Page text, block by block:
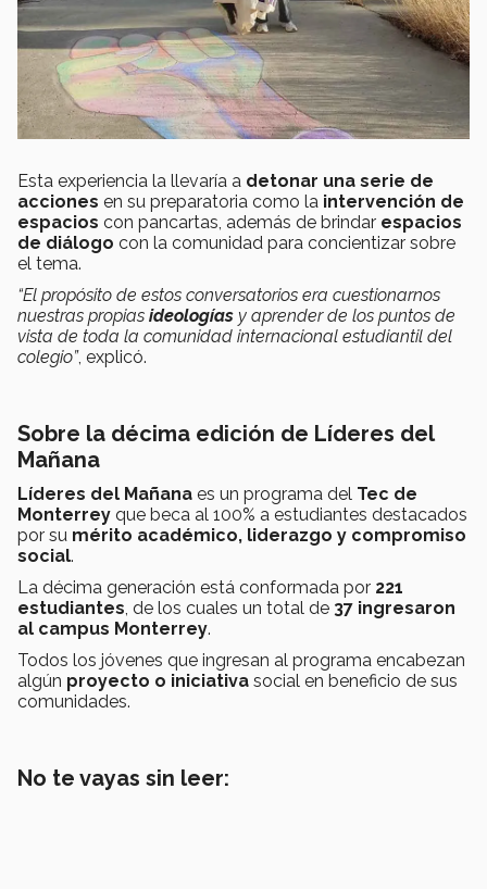
Esta experiencia la llevaría a detonar una serie de
acciones en su preparatoria como la intervención de
espacios con pancartas, además de brindar espacios
de diálogo con la comunidad para concientizar sobre
el tema.
“El propósito de estos conversatorios era cuestionarnos
nuestras propias ideologías y aprender de los puntos de
vista de toda la comunidad internacional estudiantil del
colegio”, explicó.
Sobre la décima edición de Líderes del
Mañana
Líderes del Mañana es un programa del Tec de
Monterrey que beca al 100% a estudiantes destacados
por su mérito académico, liderazgo y compromiso
social.
La décima generación está conformada por 221
estudiantes , de los cuales un total de 37 ingresaron
al campus Monterrey.
Todos los jóvenes que ingresan al programa encabezan
algún proyecto o iniciativa social en beneficio de sus
comunidades.
No te vayas sin leer: